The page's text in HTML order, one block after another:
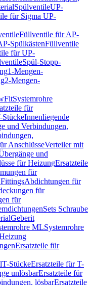
SpülventileUP-
für Sigma UP-
Füllventile für AP-
SpülkästenFüllventile
für UP-
Spül-Stopp-
1-Mengen-
2-Mengen-
Systemrohre
für
StückeInnenliegende
und Verbindungen,
AnschlüsseVerteiler mit
und
für HeizungErsatzteile
für
Abdichtungen für
für
für
Sets Schraube
Geberit
MLSystemrohre
Ersatzteile für
T-StückeErsatzteile für T-
unlösbarErsatzteile für
lösbarErsatzteile